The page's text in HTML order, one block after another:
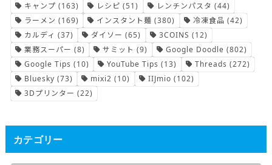
キャンプ (163) レシピ (51) レンチンパスタ (44)
ラーメン (169) インスタント麺 (380) 冷凍食品 (42)
カルディ (37) ダイソー (65) 3COINS (12)
業務スーパー (8) サミット (9) Google Doodle (802)
Google Tips (10) YouTube Tips (13) Threads (272)
Bluesky (73) mixi2 (10) IIJmio (102)
3Dプリンター (22)
カテゴリー